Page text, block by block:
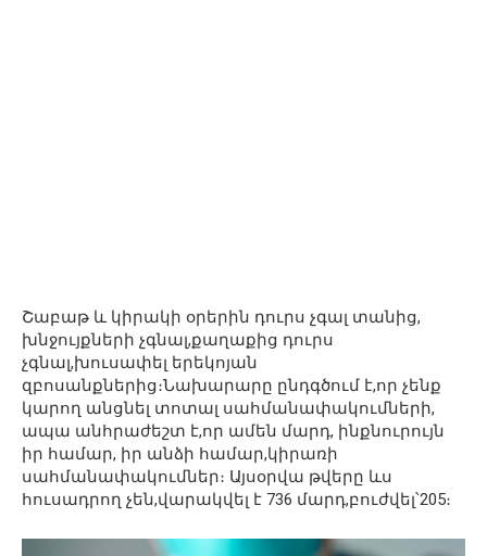
Շաբաթ և կիրակի օրերին դուրս չգալ տանից,
խնջույքների չգնալ,քաղաքից դուրս
չգնալ,խուսափել երեկոյան
զբոսանքներից։Նախարարը ընդգծում է,որ չենք
կարող անցնել տոտալ սահմանափակումների,
ապա անհրաժեշտ է,որ ամեն մարդ, ինքնուրույն
իր համար, իր անձի համար,կիրառի
սահմանափակումներ։ Այսօրվա թվերը ևս
հուսադրող չեն,վարակվել է 736 մարդ,բուժվել՝205։